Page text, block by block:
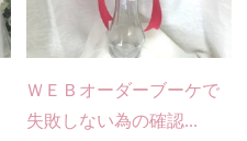
ＷＥＢオーダーブーケで
失敗しない為の確認...